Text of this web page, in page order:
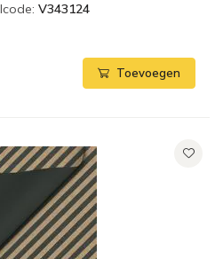
V343124
Toevoegen